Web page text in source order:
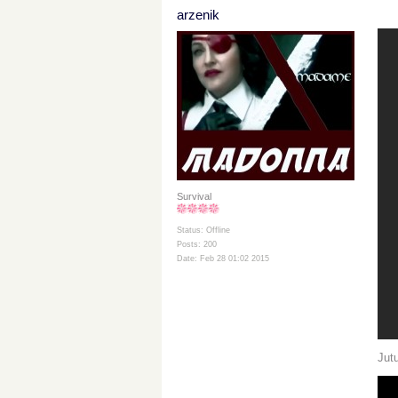
arzenik
Survival
Status: Offline
Posts: 200
Date: Feb 28 01:02 2015